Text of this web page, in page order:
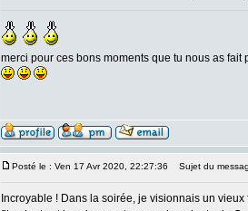
merci pour ces bons moments que tu nous as fait
Posté le : Ven 17 Avr 2020, 22:27:36 Sujet du
Incroyable ! Dans la soirée, je visionnais un